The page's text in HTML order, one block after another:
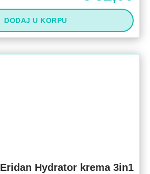
DODAJ U KORPU
Eridan Hydrator krema 3in1